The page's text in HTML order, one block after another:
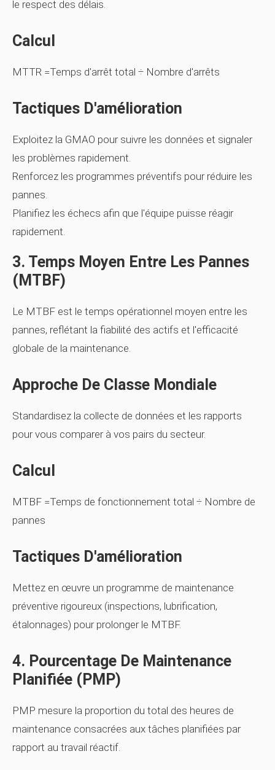
le respect des délais.
Calcul
MTTR =Temps d'arrêt total ÷ Nombre d'arrêts
Tactiques D'amélioration
Exploitez la GMAO pour suivre les données et signaler
les problèmes rapidement.
Renforcez les programmes préventifs pour réduire les
pannes.
Planifiez les échecs afin que l'équipe puisse réagir
rapidement.
3. Temps Moyen Entre Les Pannes
(MTBF)
Le MTBF est le temps opérationnel moyen entre les
pannes, reflétant la fiabilité des actifs et l'efficacité
globale de la maintenance.
Approche De Classe Mondiale
Standardisez la collecte de données et les rapports
pour vous comparer à vos pairs du secteur.
Calcul
MTBF =Temps de fonctionnement total ÷ Nombre de
pannes
Tactiques D'amélioration
Mettez en œuvre un programme de maintenance
préventive rigoureux (inspections, lubrification,
étalonnages) pour prolonger le MTBF.
4. Pourcentage De Maintenance
Planifiée (PMP)
PMP mesure la proportion du total des heures de
maintenance consacrées aux tâches planifiées par
rapport au travail réactif.